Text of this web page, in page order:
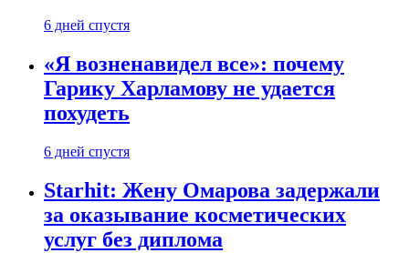
6 дней спустя
«Я возненавидел все»: почему
Гарику Харламову не удается
похудеть
6 дней спустя
Starhit: Жену Омарова задержали
за оказывание косметических
услуг без диплома